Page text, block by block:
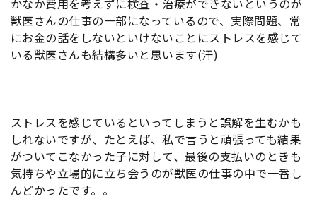
かなか費用を考えずに検査・治療ができないというのが
獣医さんの仕事の一部になっているので、実際問題、常
にお金の話をしないといけないことにストレスを感じて
いる獣医さんも結構多いと思います(汗)
ストレスを感じているといってしまうと誤解を生むかも
しれないですが、たとえば、私で言うと頑張っても結果
がついてこなかった子に対して、最後の支払いのときも
気持ちや立場的に立ち会うのが獣医の仕事の中で一番し
んどかったです。。